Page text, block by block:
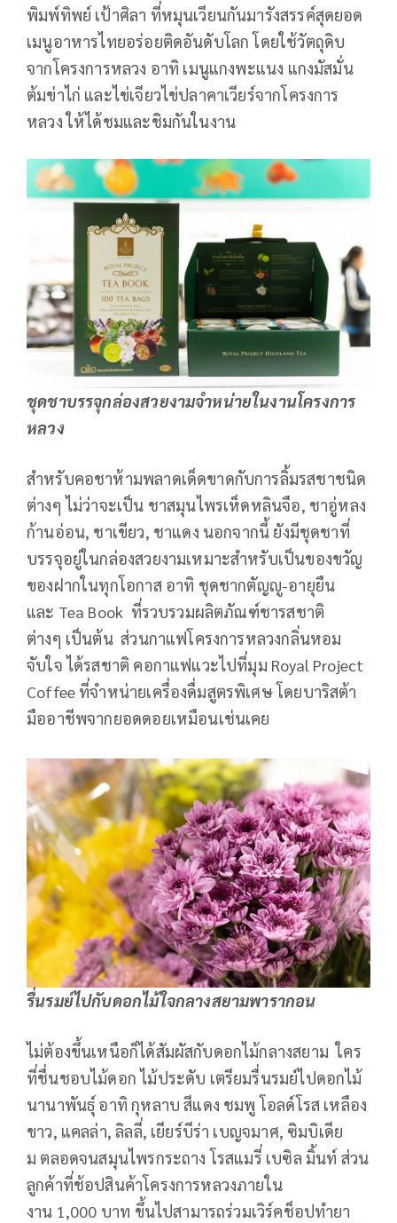
พิมพ์ทิพย์ เป้าศิลา ที่หมุนเวียนกันมารังสรรค์สุดยอด
เมนูอาหารไทยอร่อยติดอันดับโลก โดยใช้วัตถุดิบ
จากโครงการหลวง อาทิ เมนูแกงพะแนง แกงมัสมั่น
ต้มข่าไก่ และไข่เจียวไข่ปลาคาเวียร์จากโครงการ
หลวง ให้ได้ชมและชิมกันในงาน
ชุดชาบรรจุกล่องสวยงามจำหน่ายในงานโครงการ
หลวง
สำหรับคอชาห้ามพลาดเด็ดขาดกับการลิ้มรสชาชนิด
ต่างๆ ไม่ว่าจะเป็น ชาสมุนไพรเห็ดหลินจือ, ชาอู่หลง
ก้านอ่อน, ชาเขียว, ชาแดง นอกจากนี้ ยังมีชุดชาที่
บรรจุอยู่ในกล่องสวยงามเหมาะสำหรับเป็นของขวัญ
ของฝากในทุกโอกาส อาทิ ชุดชากตัญญู-อายุยืน
และ Tea Book ที่รวบรวมผลิตภัณฑ์ชารสชาติ
ต่างๆ เป็นต้น ส่วนกาแฟโครงการหลวงกลิ่นหอม
จับใจ ได้รสชาติ คอกาแฟแวะไปที่มุม Royal Project
Coffee ที่จำหน่ายเครื่องดื่มสูตรพิเศษ โดยบาริสต้า
มืออาชีพจากยอดดอยเหมือนเช่นเคย
รื่นรมย์ไปกับดอกไม้ใจกลางสยามพารากอน
ไม่ต้องขึ้นเหนือก็ได้สัมผัสกับดอกไม้กลางสยาม ใคร
ที่ชื่นชอบไม้ดอก ไม้ประดับ เตรียมรื่นรมย์ไปดอกไม้
นานาพันธุ์ อาทิ กุหลาบ สีแดง ชมพู โอลด์โรส เหลือง
ขาว, แคลล่า, ลิลลี่, เยียร์บีร่า เบญจมาศ, ซิมบิเดีย
ม ตลอดจนสมุนไพรกระถาง โรสแมรี่ เบซิล มิ้นท์ ส่วน
ลูกค้าที่ช้อปสินค้าโครงการหลวงภายใน
งาน 1,000 บาท ขึ้นไปสามารถร่วมเวิร์คช็อปทำยา